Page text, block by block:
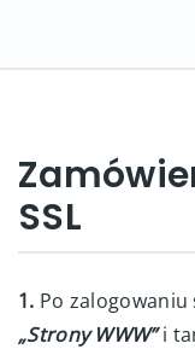
SSL
1. Po zalogowaniu
„Strony WWW”i